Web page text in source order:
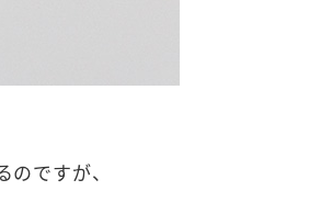
ですが、